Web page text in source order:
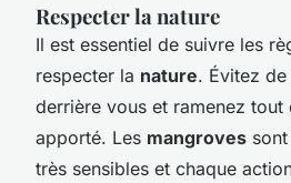
Respecter la nature
Il est essentiel de suivre les
respecter la nature. Évitez
derrière vous et ramenez tout
apporté. Les mangroves
très sensibles et chaque